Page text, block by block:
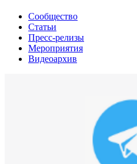
Сообщество
Статьи
Пресс-релизы
Мероприятия
Видеоархив